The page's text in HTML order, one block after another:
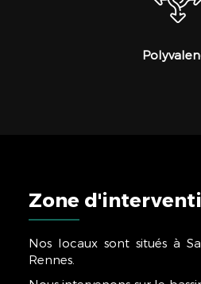
Zone
Nos locaux sont situés à
Rennes.